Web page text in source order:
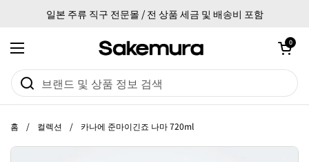
일본 주류 직구 전문몰 / 전 상품 세금 및 배송비 포함
메뉴 열기
카트 열기
0
홈 / 컬렉션 / 카나에 준마이긴죠 나마 720ml